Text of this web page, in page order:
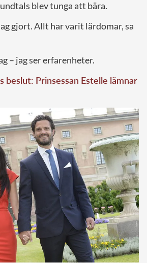
blev tunga att bära.
gjort. Allt har varit lärdomar, sa
– jag ser erfarenheter.
beslut: Prinsessan Estelle lämnar